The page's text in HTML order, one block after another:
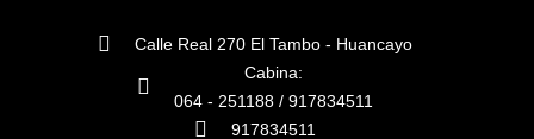
Calle Real 270 El Tambo - Huancayo
Cabina:
064 - 251188 / 917834511
917834511